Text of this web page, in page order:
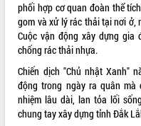
Đắk Lắk: Tôn vinh 46 giải pháp tại
thi Sáng tạo Kỹ thuật 2024 - 2025
Đắk Lắk rà soát, điều chỉnh Đề án
về phát triển nuôi trồng thủy sản
Phó Chủ tịch UBND tỉnh Đắk Lắk
Trương Công Thái kiểm tra thực địa
Dự án cao tốc Khánh Hòa - Buôn Ma
Thuột
phối hợp cơ quan đoàn thể
gom và xử lý rác thải tại nơi ở,
Cuộc vận động xây dựng gia
chống rác thải nhựa.
Chiến dịch "Chủ nhật Xanh"
động trong ngày ra quân
nhiệm lâu dài, lan tỏa lối
chung tay xây dựng tỉnh Đắk